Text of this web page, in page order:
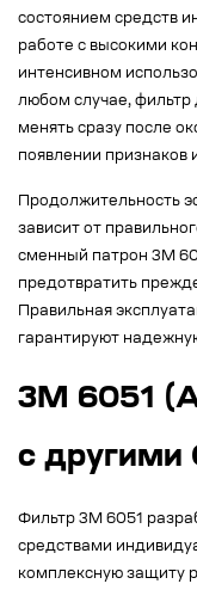
состоянием средств
работе с высокими
интенсивном
любом случае,
менять сразу после
появлении признаков
Продолжительность
зависит от
сменный патрон 3М
предотвратить
Правильная
гарантируют
3M 6051
с
Фильтр 3М 6051
средствами
комплексную защиту